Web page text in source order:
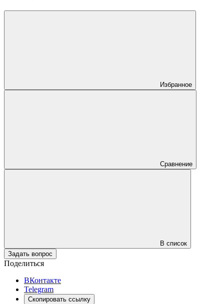
Избранное
Сравнение
В список
Задать вопрос
Поделиться
ВКонтакте
Telegram
Скопировать ссылку